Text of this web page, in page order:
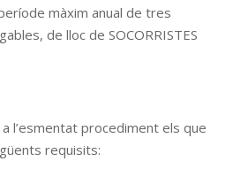
màxim anual de tres
de lloc de SOCORRISTES
l’esmentat procediment els que
requisits: